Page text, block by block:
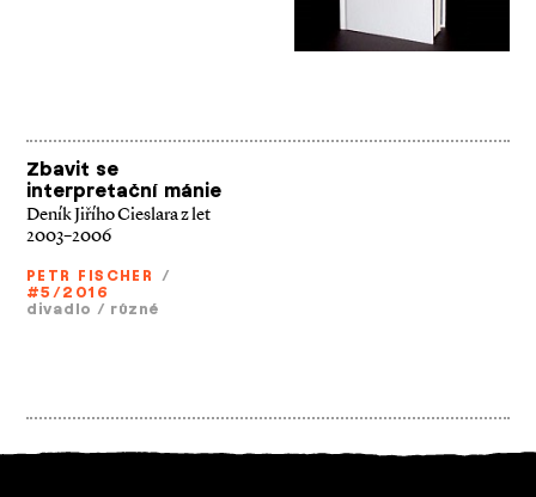
Zbavit se
interpretační mánie
Deník Jiřího Cieslara z let
2003–2006
PETR FISCHER /
#5/2016
divadlo / různé